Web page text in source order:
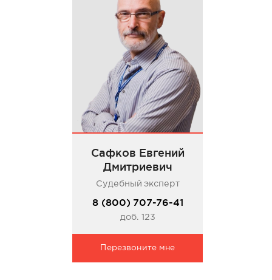
Сафков Евгений
Дмитриевич
Судебный эксперт
8 (800) 707-76-41
доб. 123
Перезвоните мне